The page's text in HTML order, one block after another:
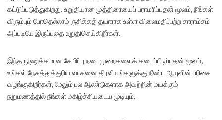
கட்டுப்படுத்துகிறது. உறுதியான முத்திரையைப் பராமரிப்பதன் மூலம், நீங்கள்
விரும்பும் போதெல்லாம் ருசிக்கத் தயாராக உள்ள விலைமதிப்பற்ற சாராம்சம்
அப்படியே இருப்பதை உறுதிசெய்கிறீர்கள்.
இந்த நுணுக்கமான சேமிப்பு நடைமுறைகளைக் கடைப்பிடிப்பதன் மூலம்,
உங்கள் நேசத்துக்குரிய வாசனை திரவியங்களுக்கு நீண்ட ஆயுளின் பரிசை
வழங்குகிறீர்கள், மேலும் பல ஆண்டுகளாக அவற்றின் மயக்கும்
நறுமணத்தில் நீங்கள் மகிழ்ச்சியடைய முடியும்.